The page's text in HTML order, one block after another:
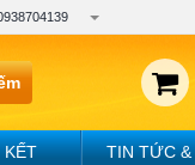
KẾT TIN TỨC &